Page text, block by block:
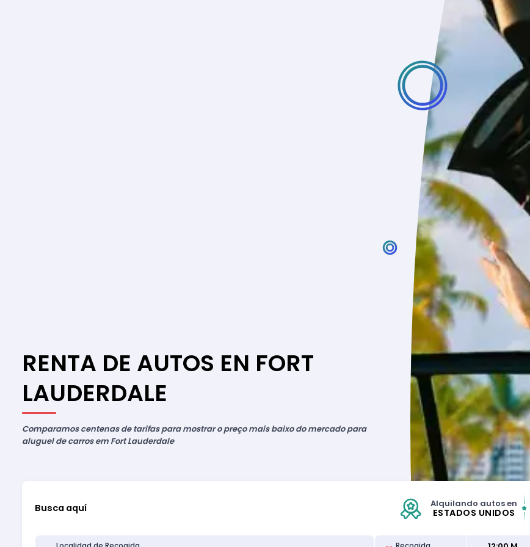
RENTA DE AUTOS EN FORT
LAUDERDALE
Comparamos centenas de tarifas para mostrar o preço mais baixo do mercado para
aluguel de carros em Fort Lauderdale
Busca aquí Alquilando autos en
ESTADOS UNIDOS